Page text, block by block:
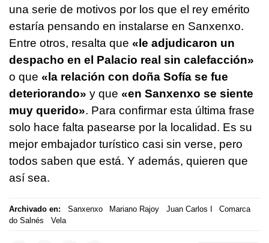
una serie de motivos por los que el rey emérito
estaría pensando en instalarse en Sanxenxo.
Entre otros, resalta que «le adjudicaron un
despacho en el Palacio real sin calefacción»
o que «la relación con doña Sofía se fue
deteriorando» y que «en Sanxenxo se siente
muy querido». Para confirmar esta última frase
solo hace falta pasearse por la localidad. Es su
mejor embajador turístico casi sin verse, pero
todos saben que está. Y además, quieren que
así sea.
Archivado en: Sanxenxo Mariano Rajoy Juan Carlos I
Comarca
do Salnés
Vela